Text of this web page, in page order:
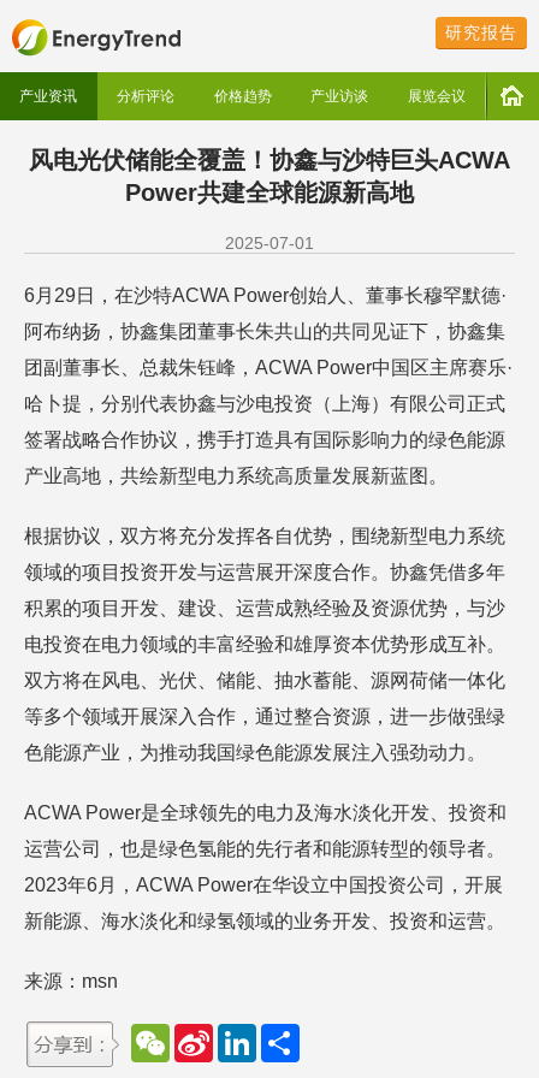
研究报告
产业资讯 分析评论 价格趋势 产业访谈 展览会议
风电光伏储能全覆盖！协鑫与沙特巨头ACWA
Power共建全球能源新高地
2025-07-01
6月29日，在沙特ACWA Power创始人、董事长穆罕默德·
阿布纳扬，协鑫集团董事长朱共山的共同见证下，协鑫集
团副董事长、总裁朱钰峰，ACWA Power中国区主席赛乐·
哈卜提，分别代表协鑫与沙电投资（上海）有限公司正式
签署战略合作协议，携手打造具有国际影响力的绿色能源
产业高地，共绘新型电力系统高质量发展新蓝图。
根据协议，双方将充分发挥各自优势，围绕新型电力系统
领域的项目投资开发与运营展开深度合作。协鑫凭借多年
积累的项目开发、建设、运营成熟经验及资源优势，与沙
电投资在电力领域的丰富经验和雄厚资本优势形成互补。
双方将在风电、光伏、储能、抽水蓄能、源网荷储一体化
等多个领域开展深入合作，通过整合资源，进一步做强绿
色能源产业，为推动我国绿色能源发展注入强劲动力。
ACWA Power是全球领先的电力及海水淡化开发、投资和
运营公司，也是绿色氢能的先行者和能源转型的领导者。
2023年6月，ACWA Power在华设立中国投资公司，开展
新能源、海水淡化和绿氢领域的业务开发、投资和运营。
来源：msn
W
e
S
L